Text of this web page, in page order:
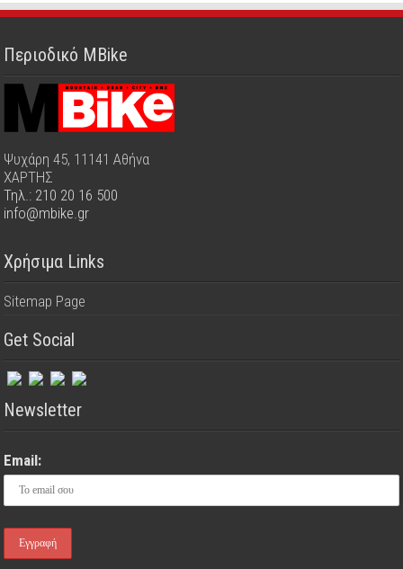
Περιοδικό MBike
Ψυχάρη 45, 11141 Αθήνα
ΧΑΡΤΗΣ
Τηλ.: 210 20 16 500
info@mbike.gr
Χρήσιμα Links
Sitemap Page
Get Social
Newsletter
Email: